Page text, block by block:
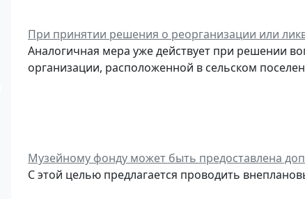
При принятии решения о реорганизации или
Аналогичная мера уже действует при решении
организации, расположенной в сельском
Музейному фонду может быть предоставлена
С этой целью предлагается проводить